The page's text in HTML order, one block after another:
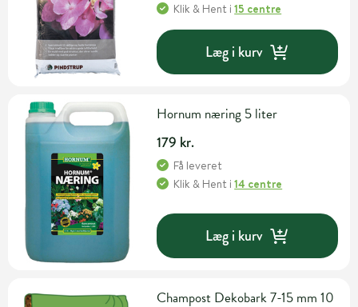
Klik & Hent i15 centre
Læg i kurv
Hornum næring 5 liter
179 kr.
Få leveret
Klik & Hent i14 centre
Læg i kurv
Champost Dekobark 7-15 mm 10